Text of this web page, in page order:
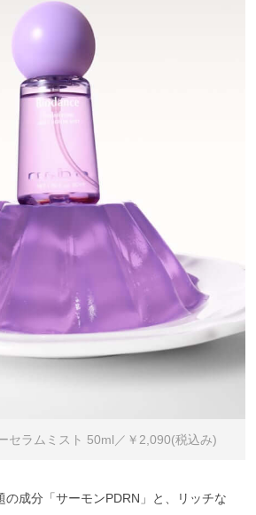
セラムミスト 50ml／￥2,090(税込み)
の成分「サーモンPDRN」と、リッチな